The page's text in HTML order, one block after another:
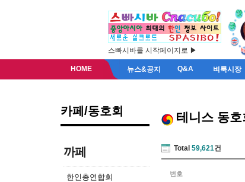
스빠시바를 시작페이지로 ▶
HOME 뉴스&공지 Q&A 벼룩시장
카페/동호회
까페
한인총연합회
테니스 동호
Total 59,621건
번호